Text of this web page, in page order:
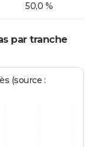
50,0 %
par tranche
(source :